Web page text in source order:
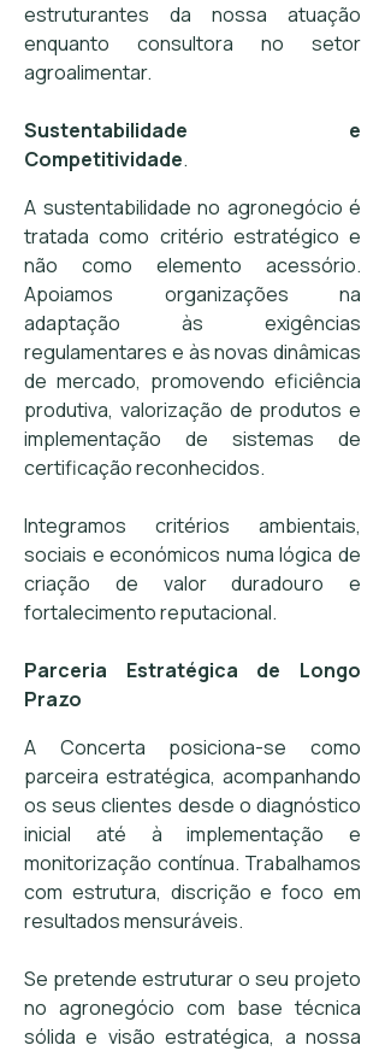
estruturantes da nossa atuação
enquanto consultora no setor
agroalimentar.
Sustentabilidade e
Competitividade.
A sustentabilidade no agronegócio é
tratada como critério estratégico e
não como elemento acessório.
Apoiamos organizações na
adaptação às exigências
regulamentares e às novas dinâmicas
de mercado, promovendo eficiência
produtiva, valorização de produtos e
implementação de sistemas de
certificação reconhecidos.
Integramos critérios ambientais,
sociais e económicos numa lógica de
criação de valor duradouro e
fortalecimento reputacional.
Parceria Estratégica de Longo
Prazo
A Concerta posiciona-se como
parceira estratégica, acompanhando
os seus clientes desde o diagnóstico
inicial até à implementação e
monitorização contínua. Trabalhamos
com estrutura, discrição e foco em
resultados mensuráveis.
Se pretende estruturar o seu projeto
no agronegócio com base técnica
sólida e visão estratégica, a nossa